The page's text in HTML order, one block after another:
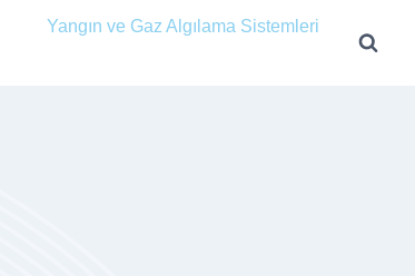
Yangın ve Gaz Algılama Sistemleri